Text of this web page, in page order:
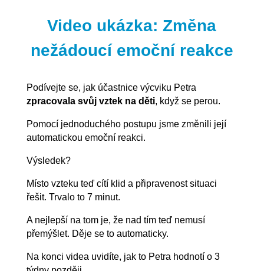
Video ukázka: Změna
nežádoucí emoční reakce
Podívejte se, jak účastnice výcviku Petra
zpracovala svůj vztek na děti, když se perou.
Pomocí jednoduchého postupu jsme změnili její
automatickou emoční reakci.
Výsledek?
Místo vzteku teď cítí klid a připravenost situaci
řešit. Trvalo to 7 minut.
A nejlepší na tom je, že nad tím teď nemusí
přemýšlet. Děje se to automaticky.
Na konci videa uvidíte, jak to Petra hodnotí o 3